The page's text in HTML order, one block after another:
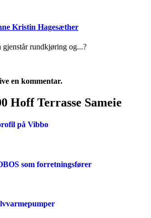
Kristin Hagesæther
gjenstår rundkjøring og...?
en kommentar.
Hoff Terrasse Sameie
på Vibbo
som forretningsfører